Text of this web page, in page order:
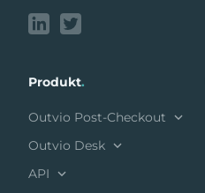
Produkt.
Outvio Post-Checkout
Outvio Desk
API